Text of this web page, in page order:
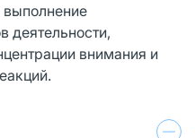
выполнение
деятельности,
внимания и